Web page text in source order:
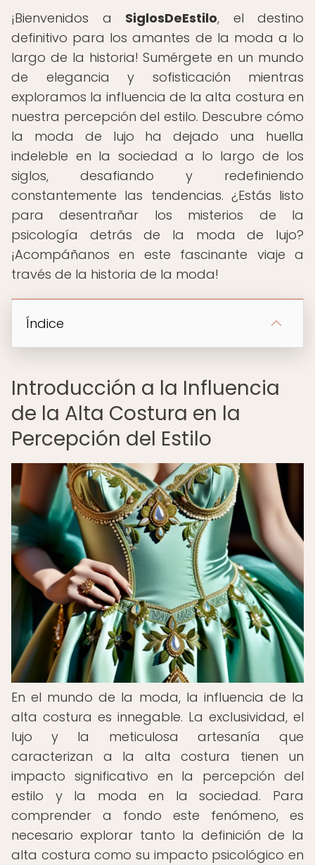
¡Bienvenidos a SiglosDeEstilo, el destino
definitivo para los amantes de la moda a lo
largo de la historia! Sumérgete en un mundo
de elegancia y sofisticación mientras
exploramos la influencia de la alta costura en
nuestra percepción del estilo. Descubre cómo
la moda de lujo ha dejado una huella
indeleble en la sociedad a lo largo de los
siglos, desafiando y redefiniendo
constantemente las tendencias. ¿Estás listo
para desentrañar los misterios de la
psicología detrás de la moda de lujo?
¡Acompáñanos en este fascinante viaje a
través de la historia de la moda!
Índice
Introducción a la Influencia
de la Alta Costura en la
Percepción del Estilo
En el mundo de la moda, la influencia de la
alta costura es innegable. La exclusividad, el
lujo y la meticulosa artesanía que
caracterizan a la alta costura tienen un
impacto significativo en la percepción del
estilo y la moda en la sociedad. Para
comprender a fondo este fenómeno, es
necesario explorar tanto la definición de la
alta costura como su impacto psicológico en